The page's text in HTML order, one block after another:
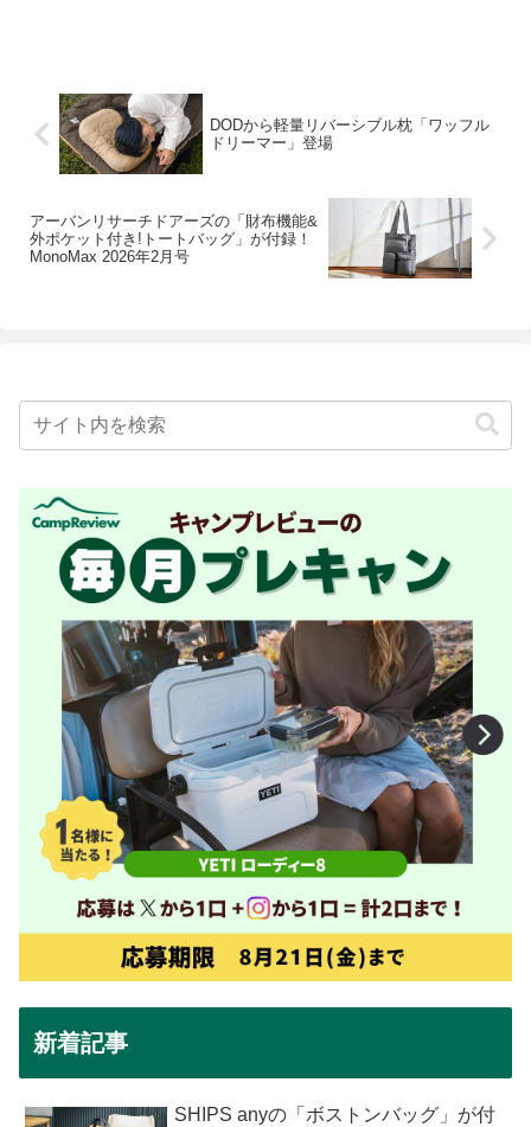
DODから軽量リバーシブル枕「ワッフル
ドリーマー」登場
アーバンリサーチドアーズの「財布機能&
外ポケット付き!トートバッグ」が付録！
MonoMax 2026年2月号
新着記事
SHIPS anyの「ボストンバッグ」が付